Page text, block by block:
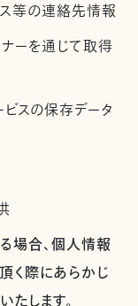
ス等の連絡先情報
ナーを通じて取得
スの保存データ
場合、個人情報
く際にあらかじ
します。